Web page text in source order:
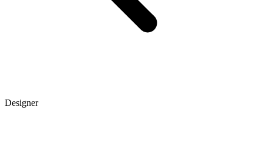
Designer